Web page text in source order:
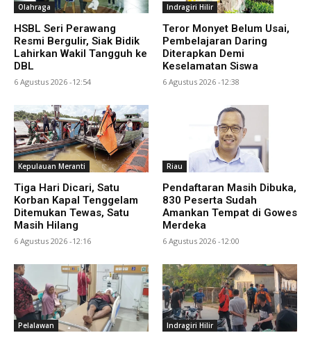
Olahraga
HSBL Seri Perawang
Resmi Bergulir, Siak Bidik
Lahirkan Wakil Tangguh ke
DBL
6 Agustus 2026 -12:54
Indragiri Hilir
Teror Monyet Belum Usai,
Pembelajaran Daring
Diterapkan Demi
Keselamatan Siswa
6 Agustus 2026 -12:38
Kepulauan Meranti
Tiga Hari Dicari, Satu
Korban Kapal Tenggelam
Ditemukan Tewas, Satu
Masih Hilang
6 Agustus 2026 -12:16
Riau
Pendaftaran Masih Dibuka,
830 Peserta Sudah
Amankan Tempat di Gowes
Merdeka
6 Agustus 2026 -12:00
Pelalawan Indragiri Hilir